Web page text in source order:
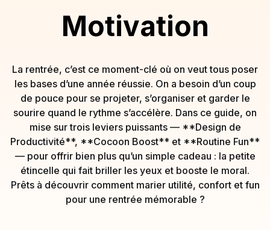
Motivation
La rentrée, c’est ce moment-clé où on veut tous poser
les bases d’une année réussie. On a besoin d’un coup
de pouce pour se projeter, s’organiser et garder le
sourire quand le rythme s’accélère. Dans ce guide, on
mise sur trois leviers puissants — **Design de
Productivité**, **Cocoon Boost** et **Routine Fun**
— pour offrir bien plus qu’un simple cadeau : la petite
étincelle qui fait briller les yeux et booste le moral.
Prêts à découvrir comment marier utilité, confort et fun
pour une rentrée mémorable ?